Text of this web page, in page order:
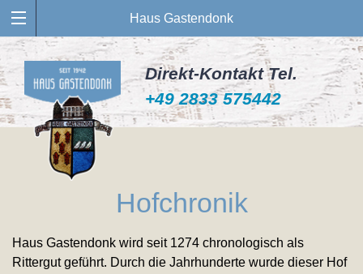
Haus Gastendonk
Direkt-Kontakt Tel.
+49 2833 575442
Hofchronik
Haus Gastendonk wird seit 1274 chronologisch als
Rittergut geführt. Durch die Jahrhunderte wurde dieser Hof